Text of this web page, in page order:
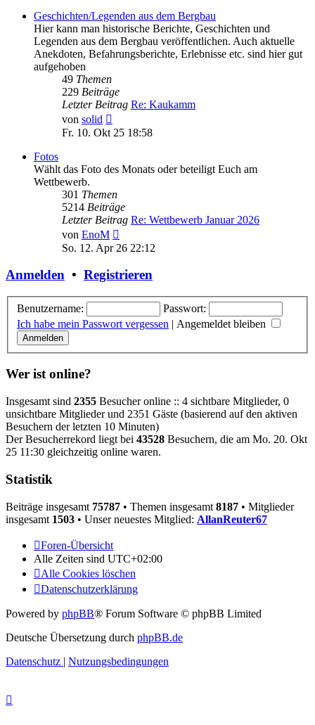
Geschichten/Legenden aus dem Bergbau
Hier kann man historische Berichte, Geschichten und
Legenden aus dem Bergbau veröffentlichen. Auch aktuelle
Anekdoten, Befahrungsberichte, Erlebnisse etc. sind hier gut
aufgehoben
49 Themen
229 Beiträge
Letzter Beitrag Re: Kaukamm
von solid
Beitrag
Fr. 10. Okt 25 18:58
Fotos
Wählt das Foto des Monats oder beteiligt Euch am
Wettbewerb.
301 Themen
5214 Beiträge
Letzter Beitrag Re: Wettbewerb Januar 2026
von EnoM
Beitrag
So. 12. Apr 26 22:12
Anmelden • Registrieren
Benutzername:
Passwort:
Ich habe mein Passwort vergessen | Angemeldet bleiben
Wer ist online?
Insgesamt sind 2355 Besucher online :: 4 sichtbare Mitglieder, 0
unsichtbare Mitglieder und 2351 Gäste (basierend auf den aktiven
Besuchern der letzten 10 Minuten)
Der Besucherrekord liegt bei 43528 Besuchern, die am Mo. 20. Okt
25 11:30 gleichzeitig online waren.
Statistik
Beiträge insgesamt 75787 • Themen insgesamt 8187 • Mitglieder
insgesamt 1503 • Unser neuestes Mitglied: AllanReuter67
Foren-Übersicht
Alle Zeiten sind UTC+02:00
Alle Cookies löschen
Datenschutzerklärung
Powered by phpBB® Forum Software © phpBB Limited
Deutsche Übersetzung durch phpBB.de
Datenschutz | Nutzungsbedingungen